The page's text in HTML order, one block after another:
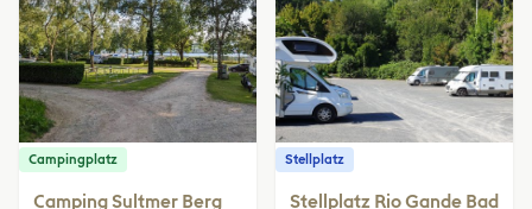
Campingplatz
Camping Sultmer Berg
Stellplatz
Stellplatz Rio Gande Bad